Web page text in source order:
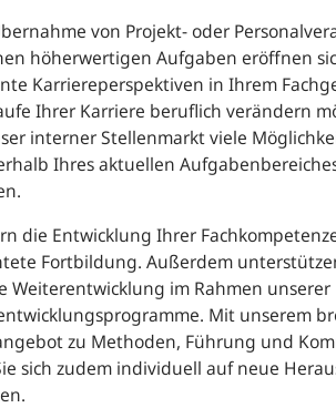
von Projekt- oder
höherwertigen Aufgaben eröffnen
Karriereperspektiven in Ihrem
Ihrer Karriere beruflich verändern
interner Stellenmarkt viele
Ihres aktuellen
die Entwicklung Ihrer
Fortbildung. Außerdem
Weiterentwicklung im Rahmen unserer
Mit unserem
zu Methoden, Führung und
sich zudem individuell auf neue